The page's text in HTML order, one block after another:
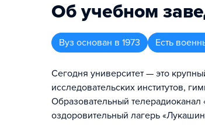
Об учебном
Вуз основан в 1973 Есть
Сегодня университет — это
исследовательских институтов,
Образовательный
оздоровительный лагерь